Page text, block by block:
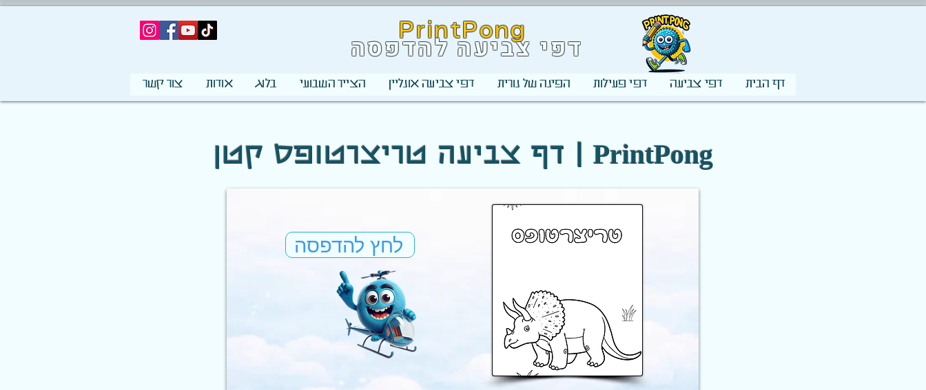
PrintPong
דפי צביעה להדפסה
דף הבית דפי צביעה דפי פעילות הפינה של נורית דפי צביעה אונליין הצייר השבועי בלוג אודות צור קשר
דף צביעה טריצרטופס קטן | PrintPong
לחץ להדפסה